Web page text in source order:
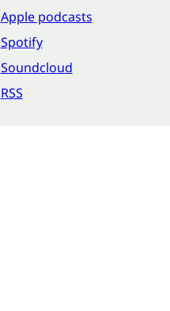
Apple podcasts
Spotify
Soundcloud
RSS